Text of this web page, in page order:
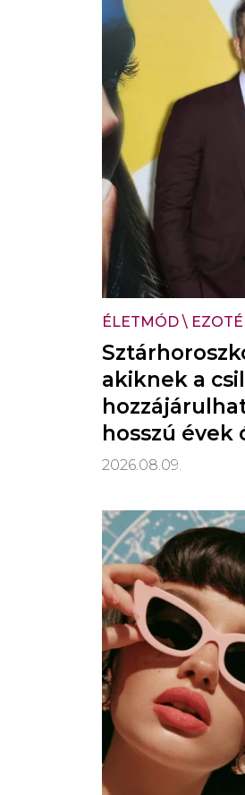
ÉLETMÓD\
akiknek a
hosszú
2026.08.09.